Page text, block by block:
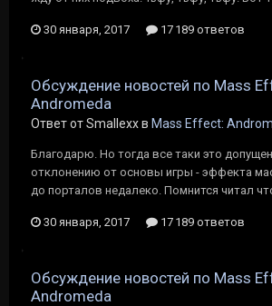
30 января, 2017 17 189 ответов
Обсуждение новостей по Mass
Andromeda
Ответ от Smallexx в Mass Effect:
Благодарю. Но тогда все таки это
отклонению от основы игры - эффекта
до порталов недалеко. Помнится читал
30 января, 2017 17 189 ответов
Обсуждение новостей по Mass
Andromeda